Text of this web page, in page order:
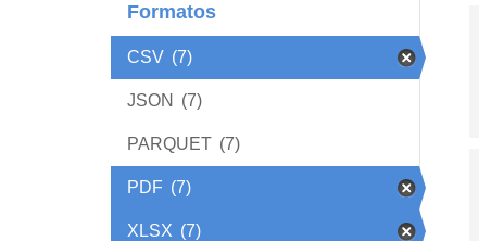
Formatos
CSV (7)
JSON (7)
PARQUET (7)
PDF (7)
XLSX (7)